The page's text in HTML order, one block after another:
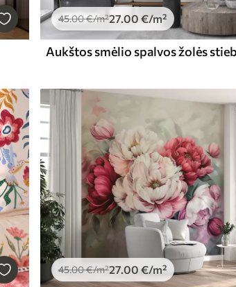
45.00€/m²27.00 €/m²
45.00€/m²27.00 €/m²